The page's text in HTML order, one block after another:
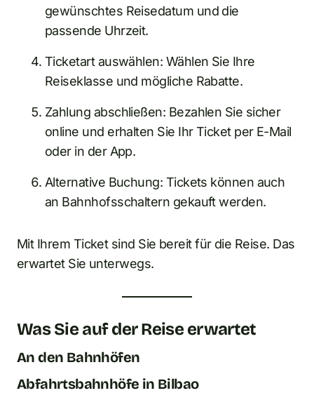
gewünschtes Reisedatum und die
passende Uhrzeit.
Ticketart auswählen: Wählen Sie Ihre
Reiseklasse und mögliche Rabatte.
Zahlung abschließen: Bezahlen Sie sicher
online und erhalten Sie Ihr Ticket per E-Mail
oder in der App.
Alternative Buchung: Tickets können auch
an Bahnhofsschaltern gekauft werden.
Mit Ihrem Ticket sind Sie bereit für die Reise. Das
erwartet Sie unterwegs.
Was Sie auf der Reise erwartet
An den Bahnhöfen
Abfahrtsbahnhöfe in Bilbao